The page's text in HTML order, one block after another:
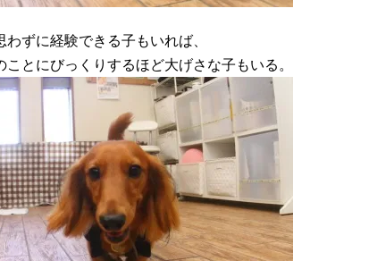
わずに経験できる子もいれば、
ことにびっくりするほど大げさな子もいる。